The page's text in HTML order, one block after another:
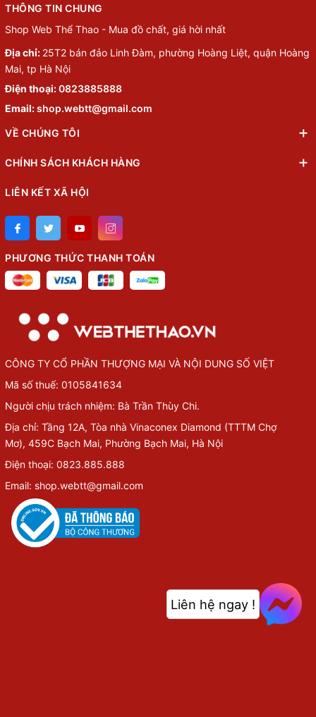
THÔNG TIN CHUNG
Shop Web Thể Thao - Mua đồ chất, giá hời nhất
Địa chỉ: 25T2 bán đảo Linh Đàm, phường Hoàng Liệt, quận Hoàng
Mai, tp Hà Nội
Điện thoại:0823885888
Email:shop.webtt@gmail.com
VỀ CHÚNG TÔI
CHÍNH SÁCH KHÁCH HÀNG
LIÊN KẾT XÃ HỘI
PHƯƠNG THỨC THANH TOÁN
CÔNG TY CỔ PHẦN THƯỢNG MẠI VÀ NỘI DUNG SỐ VIỆT
Mã số thuế: 0105841634
Người chịu trách nhiệm: Bà Trần Thùy Chi.
Địa chỉ: Tầng 12A, Tòa nhà Vinaconex Diamond (TTTM Chợ
Mơ), 459C Bạch Mai, Phường Bạch Mai, Hà Nội
Điện thoại: 0823.885.888
Email: shop.webtt@gmail.com
Liên hệ ngay !